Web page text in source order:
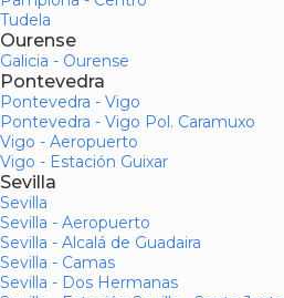
Tudela
Ourense
Galicia - Ourense
Pontevedra
Pontevedra - Vigo
Pontevedra - Vigo Pol. Caramuxo
Vigo - Aeropuerto
Vigo - Estación Guixar
Sevilla
Sevilla
Sevilla - Aeropuerto
Sevilla - Alcalá de Guadaira
Sevilla - Camas
Sevilla - Dos Hermanas